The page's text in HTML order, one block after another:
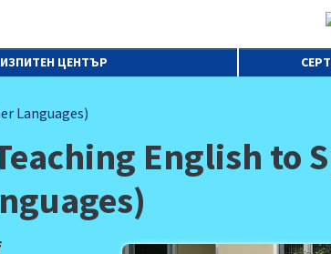
ИЗПИТЕН ЦЕНТЪР
Languages)
English to